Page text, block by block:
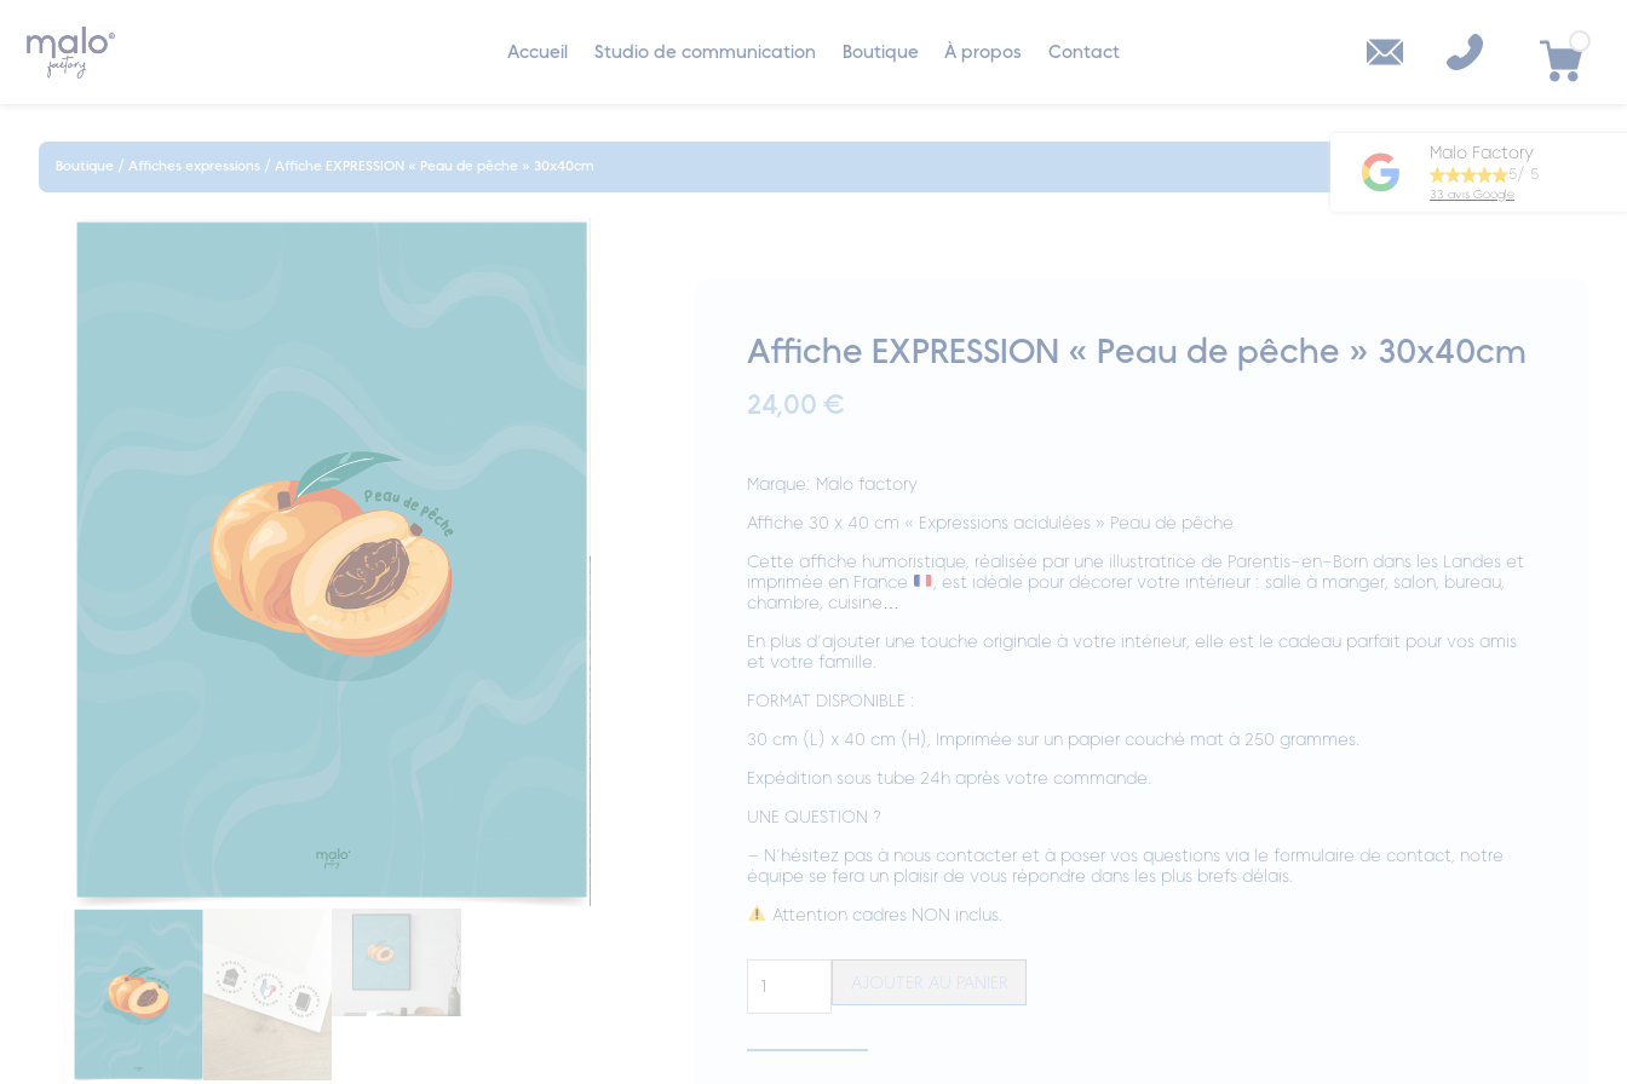
content
Accueil Studio de communication Boutique À propos Contact
Boutique /Affiches expressions /Affiche EXPRESSION « Peau de pêche » 30x40cm
Affiche EXPRESSION « Peau de pêche » 30x40cm
24,00€
Marque: Malo factory
Affiche 30 x 40 cm « Expressions acidulées » Peau de pêche
Cette affiche humoristique, réalisée par une illustratrice de Parentis-en-Born dans les Landes et
imprimée en France
, est idéale pour décorer votre intérieur : salle à manger, salon, bureau,
chambre, cuisine…
En plus d’ajouter une touche originale à votre intérieur, elle est le cadeau parfait pour vos amis
et votre famille.
FORMAT DISPONIBLE :
30 cm (L) x 40 cm (H), Imprimée sur un papier couché mat à 250 grammes.
Expédition sous tube 24h après votre commande.
UNE QUESTION ?
– N’hésitez pas à nous contacter et à poser vos questions via le formulaire de contact, notre
équipe se fera un plaisir de vous répondre dans les plus brefs délais.
Attention cadres NON inclus.
de
EXPRESSION
AJOUTER AU PANIER
Malo Factory
5/ 5
33 avis Google